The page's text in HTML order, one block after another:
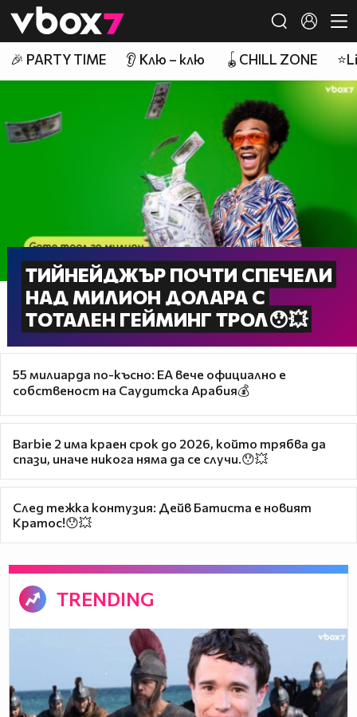
👾
🎉 PARTY TIME 👂 Клю – клю 🪀CHILL ZONE
ТИЙНЕЙДЖЪР ПОЧТИ СПЕЧЕЛИ
НАД МИЛИОН ДОЛАРА С
ТОТАЛЕН ГЕЙМИНГ ТРОЛ😯💥
55 милиарда по-късно: EA вече официално е
собственост на Саудитска Арабия💰
Barbie 2 има краен срок до 2026, който трябва да
спази, иначе никога няма да се случи.😯💥
След тежка контузия: Дейв Батиста е новият
Кратос!😯💥
TRENDING